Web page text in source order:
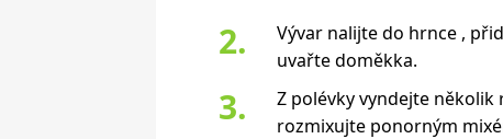
Vývar nalijte do hrnce ,
uvařte doměkka.
Z polévky vyndejte
rozmixujte ponorným